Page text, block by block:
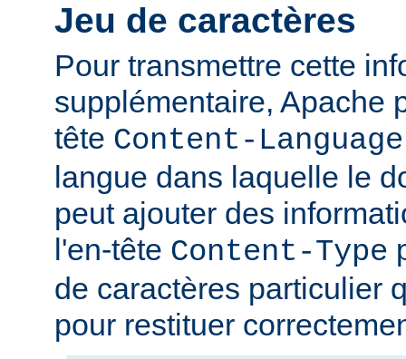
Jeu de caractères
Pour transmettre cette
supplémentaire, Apache
tête Content-Language
langue dans laquelle le
peut ajouter des
l'en-tête Content-Type
de caractères particulier
pour restituer